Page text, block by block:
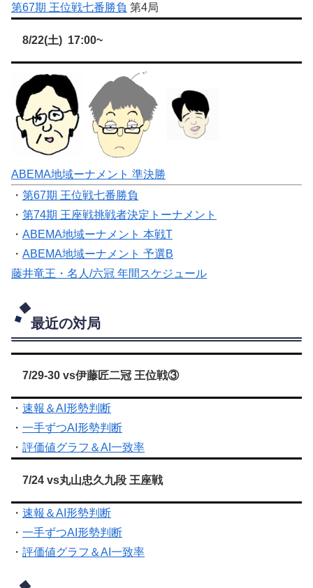
第67期 王位戦七番勝負 第4局
8/22(土) 17:00~
ABEMA地域ーナメント 準決勝
・ 第67期 王位戦七番勝負
・ 第74期 王座戦挑戦者決定トーナメント
・ ABEMA地域ーナメント 本戦T
・ ABEMA地域ーナメント 予選B
藤井竜王・名人/六冠 年間スケジュール
最近の対局
7/29-30 vs伊藤匠二冠 王位戦③
・ 速報＆AI形勢判断
・ 一手ずつAI形勢判断
・ 評価値グラフ＆AI一致率
7/24 vs丸山忠久九段 王座戦
・ 速報＆AI形勢判断
・ 一手ずつAI形勢判断
・ 評価値グラフ＆AI一致率